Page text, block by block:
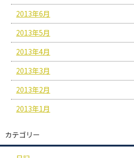
2013年6月
2013年5月
2013年4月
2013年3月
2013年2月
2013年1月
カテゴリー